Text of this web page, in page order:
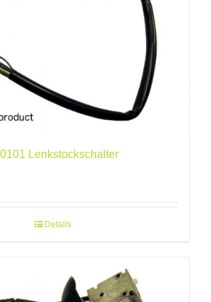
Lenkstockschalter
Details